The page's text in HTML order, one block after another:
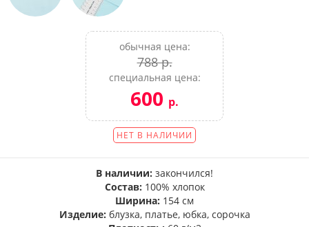
обычная цена:
788 р.
специальная цена:
600 р.
НЕТ В НАЛИЧИИ
В наличии: закончился!
Состав: 100% хлопок
Ширина: 154 см
Изделие: блузка, платье, юбка, сорочка